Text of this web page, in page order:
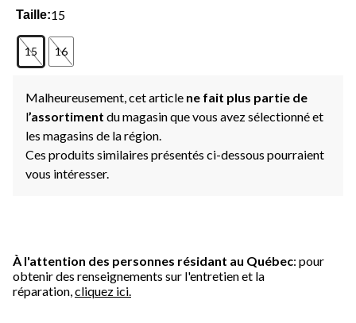
Taille:15
15 16
Malheureusement, cet article ne fait plus partie de
l’assortiment du magasin que vous avez sélectionné et
les magasins de la région.
Ces produits similaires présentés ci-dessous pourraient
vous intéresser.
À l'attention des personnes résidant au Québec: pour
obtenir des renseignements sur l'entretien et la
réparation, cliquez ici.